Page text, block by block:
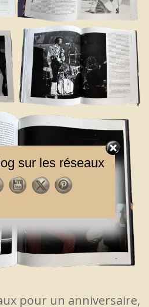
pour un anniversaire,
sur les réseaux